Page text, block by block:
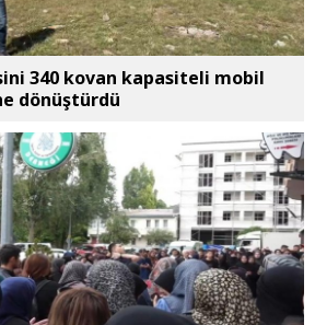
340 kovan kapasiteli mobil
dönüştürdü